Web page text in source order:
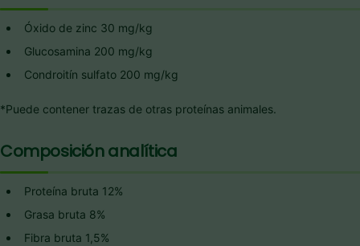
Óxido de zinc 30 mg/kg
Glucosamina 200 mg/kg
Condroitín sulfato 200 mg/kg
*Puede contener trazas de otras proteínas animales.
Composición analítica
Proteína bruta 12%
Grasa bruta 8%
Fibra bruta 1,5%